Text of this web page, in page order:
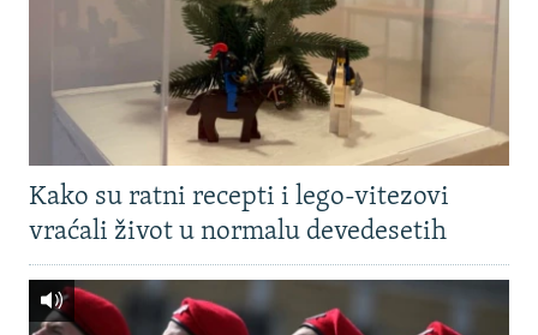
Kako su ratni recepti i lego-vitezovi
vraćali život u normalu devedesetih